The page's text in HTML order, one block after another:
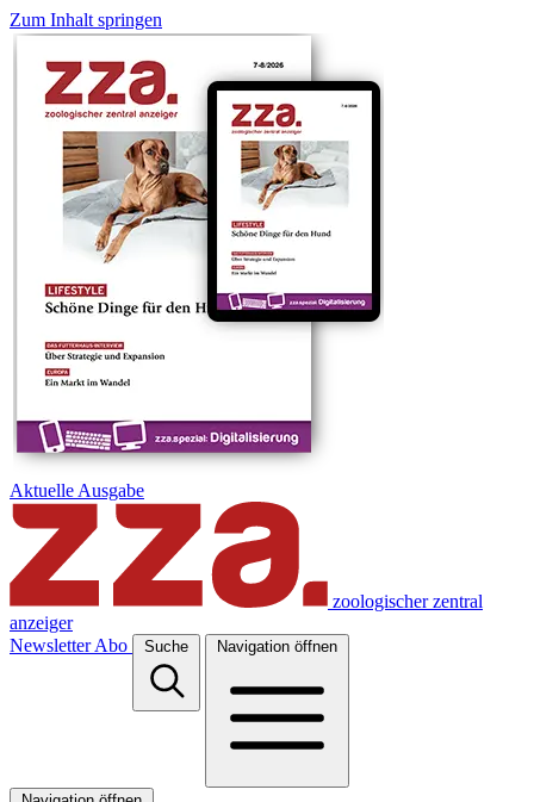
Zum Inhalt springen
Aktuelle Ausgabe
zoologischer zentral
anzeiger
Newsletter Abo Suche Navigation öffnen